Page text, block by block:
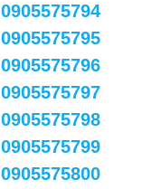
0905575794
0905575795
0905575796
0905575797
0905575798
0905575799
0905575800